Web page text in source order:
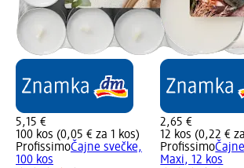
5,15 €
100 kos (0,05 € za 1 kos)
ProfissimoČajne svečke,
100 kos
2,65 €
12 kos (0,22 €
Profissimo
Maxi, 12 kos